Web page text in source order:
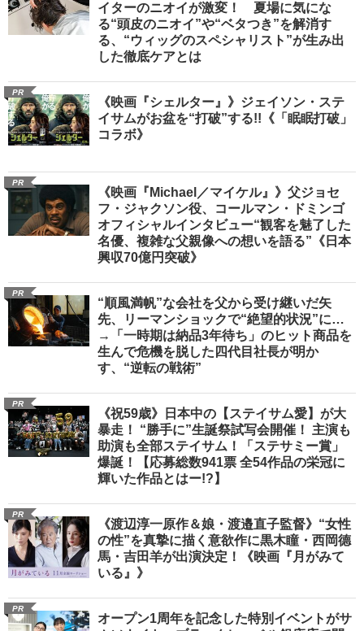
イターのニオイが激変！ 夏場に気にな
る“頭皮のニオイ”や“ベタつき”を解消す
る、“ウィッグのスペシャリスト”が生み出
した徹底ケアとは
PR
《映画『シェルター』》ジェイソン・ステ
イサムがお盆を“打破”する!!《「眠眠打破」
コラボ》
PR
《映画『Michael／マイケル』》父ジョセ
フ・ジャクソン役、コールマン・ドミンゴ
オフィシャルインタビュー“観客を魅了した
名優、複雑な父親像への想いを語る”《日本
興収70億円突破》
PR
“順風満帆”な会社を父から受け継いだ矢
先、リーマンショックで“絶望的状況”に…
→「一時期は納品3年待ち」のヒット商品を
生んで危機を脱した四代目社長が明か
す、“逆転の戦術”
PR
《祝59歳》日本中の【ステイサム愛】が大
暴走！ “勝手に”生誕祭試写会開催！ 主演も
助演も全部ステイサム！「ステサミー賞」
爆誕！【応募総数941票 全54作品の栄冠に
輝いた作品とはー!?】
PR
《渡辺淳一原作＆娘・渡邉直子監督》“女性
の性”を真摯に描く意欲作に黒木瞳・西岡德
馬・吉田羊が出演決定！《映画『月がみて
いる』》
PR
オープン1周年を記念した特別イベントがサ